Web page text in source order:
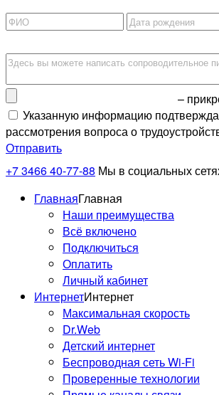
–
Указанную информацию
рассмотрения вопроса о
Отправить
+7 3466 40-77-88 Мы в социальных
ГлавнаяГлавная
Наши преимущества
Всё включено
Подключиться
Оплатить
Личный кабинет
ИнтернетИнтернет
Максимальная скорость
Dr.Web
Детский интернет
Беспроводная сеть Wi-Fi
Проверенные технологии